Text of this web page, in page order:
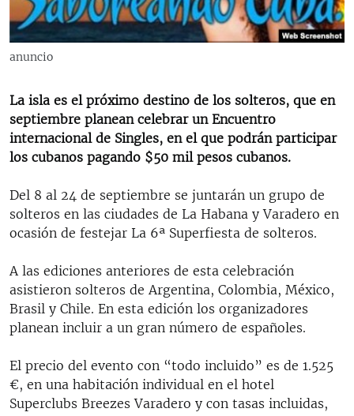
RADIO MARTÍ
ESPECIALES
LA REALIDAD DE LA VIVIENDA EN CUBA
SER VIEJO EN CUBA
KENTU-CUBANO
DESINFORMACIÓN RUSA EN AMÉRICA LATINA
LA INVASIÓN DE RUSIA A UCRANIA
EDITORIALES
SÍGUENOS
anuncio
La isla es el próximo destino de los solteros, que en
septiembre planean celebrar un Encuentro
internacional de Singles, en el que podrán participar
los cubanos pagando $50 mil pesos cubanos.
Del 8 al 24 de septiembre se juntarán un grupo de
solteros en las ciudades de La Habana y Varadero en
ocasión de festejar La 6ª Superfiesta de solteros.
A las ediciones anteriores de esta celebración
asistieron solteros de Argentina, Colombia, México,
Brasil y Chile. En esta edición los organizadores
planean incluir a un gran número de españoles.
El precio del evento con “todo incluido” es de 1.525
€, en una habitación individual en el hotel
Superclubs Breezes Varadero y con tasas incluidas,